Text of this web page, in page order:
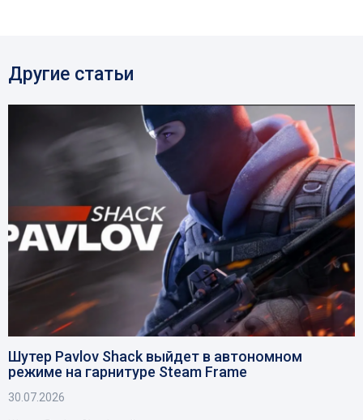
Другие статьи
Шутер Pavlov Shack выйдет в автономном
режиме на гарнитуре Steam Frame
30.07.2026